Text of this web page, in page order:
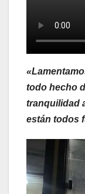
todo hecho
tranquilidad
están todos